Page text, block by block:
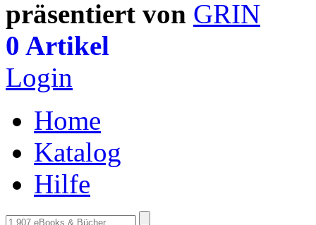
präsentiert von
0 Artikel
Login
Home
Katalog
Hilfe